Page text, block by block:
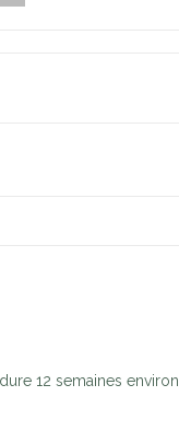
12 semaines environ.